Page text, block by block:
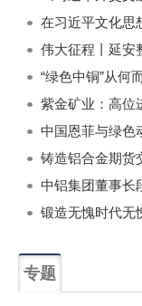
“绿色中铜”从何
紫金矿业：高位
中国恩菲与绿色
铸造铝合金期货
专题